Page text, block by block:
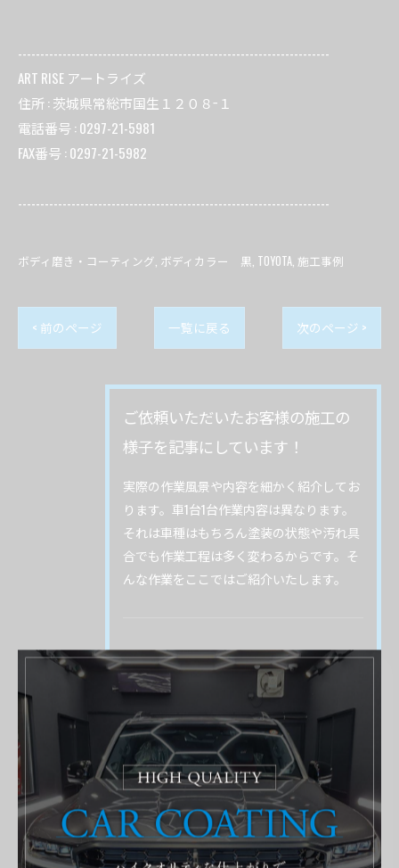
----------------------------------------------------------------------
ART RISE アートライズ
住所 : 茨城県常総市国生１２０８−１
電話番号 : 0297-21-5981
FAX番号 : 0297-21-5982
----------------------------------------------------------------------
ボディ磨き・コーティング ボディカラー 黒 TOYOTA 施工事例
< 前のページ 一覧に戻る 次のページ >
ご依頼いただいたお客様の施工の
様子を記事にしています！
実際の作業風景や内容を細かく紹介してお
ります。車1台1台作業内容は異なります。
それは車種はもちろん塗装の状態や汚れ具
合でも作業工程は多く変わるからです。そ
んな作業をここではご紹介いたします。
カテゴリー Categories
高級車
外車
研磨
セラミックコーティング
ガラスコーティング